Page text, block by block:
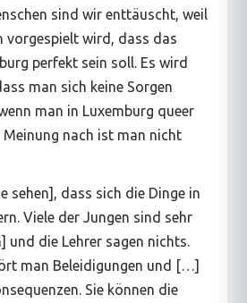
sind wir enttäuscht, weil
vorgespielt wird, dass das
perfekt sein soll. Es wird
man sich keine Sorgen
man in Luxemburg queer
Meinung nach ist man nicht
sehen], dass sich die Dinge in
Viele der Jungen sind sehr
und die Lehrer sagen nichts.
man Beleidigungen und […]
Sie können die